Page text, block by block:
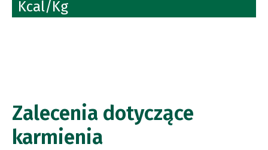
Kcal/Kg
Zalecenia dotyczące
karmienia